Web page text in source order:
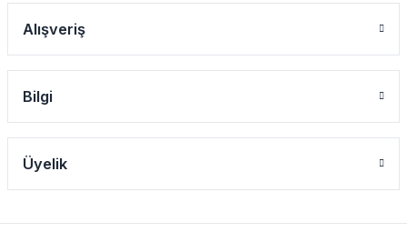
Alışveriş
Bilgi
Üyelik